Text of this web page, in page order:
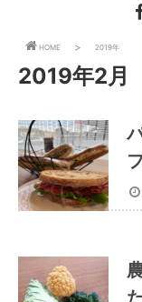
HOME 2019年
2019年2月